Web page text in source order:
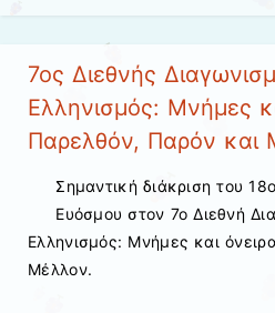
7oς Διεθνής
Ελληνισμός: Μνήμες
Παρελθόν, Παρόν και
Σημαντική διάκριση του
Ευόσμου στον 7ο Διεθνή
Ελληνισμός: Μνήμες και
Μέλλον.